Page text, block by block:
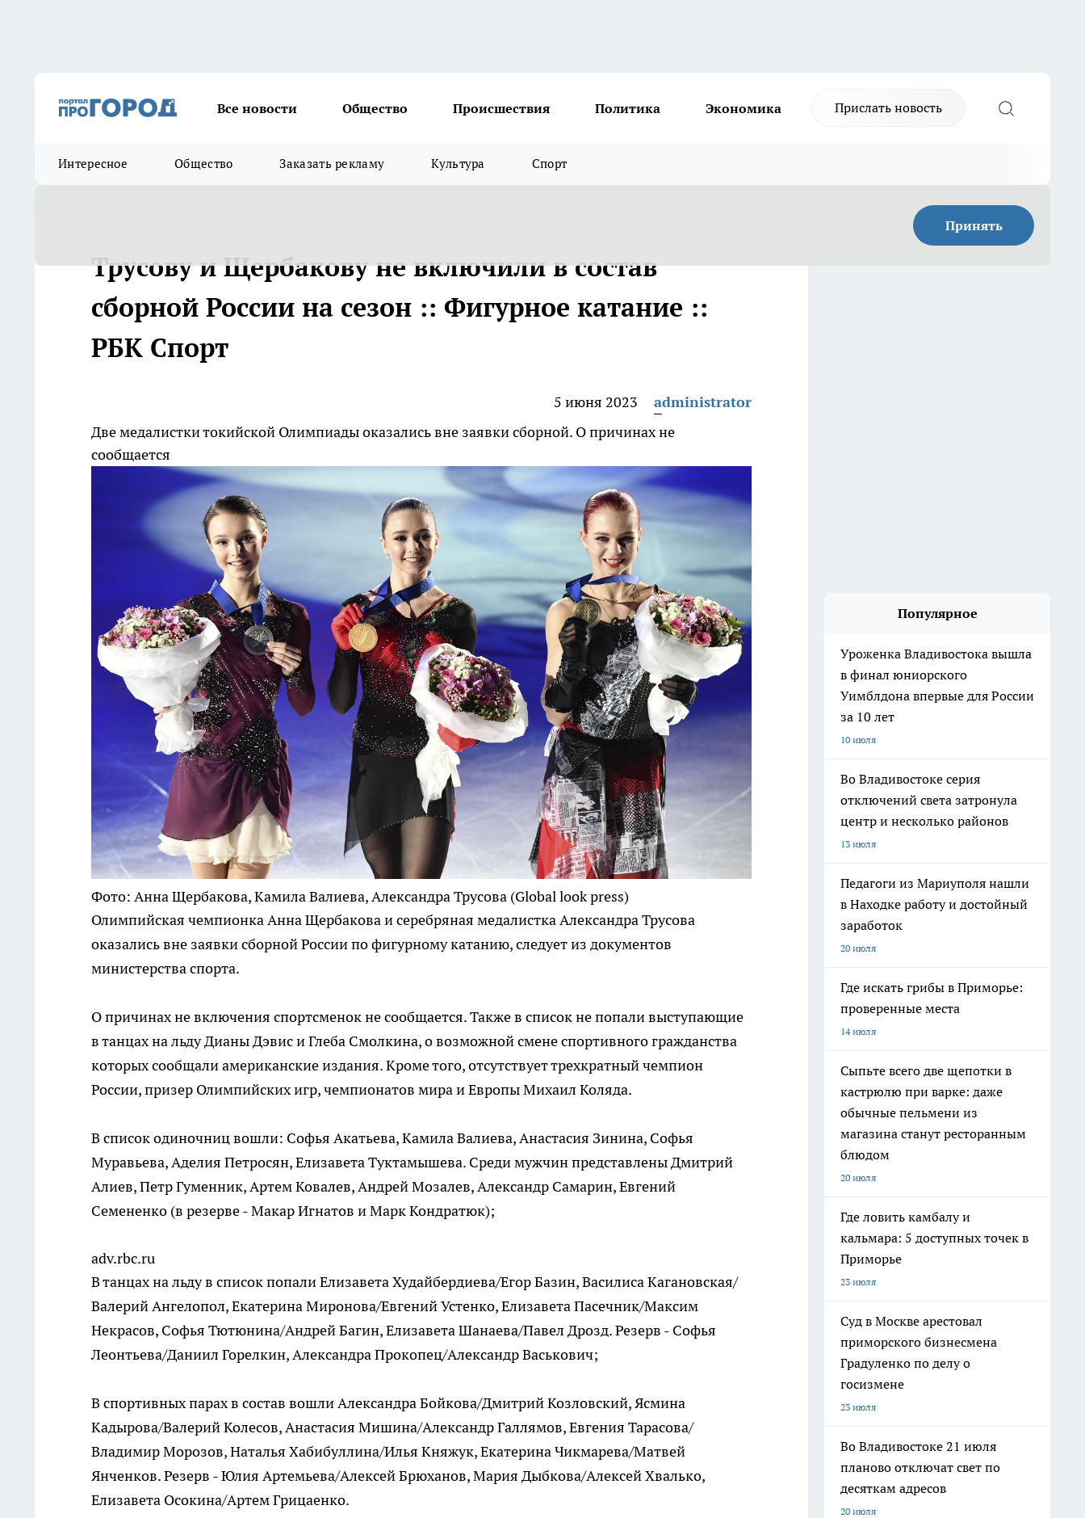
Все новости Общество Происшествия Политика Экономика Прислать новость
Интересное Общество Заказать рекламу Культура Спорт
Принять
Трусову и Щербакову не включили в состав
сборной России на сезон :: Фигурное катание ::
РБК Спорт
5 июня 2023
administrator
Две медалистки токийской Олимпиады оказались вне заявки сборной. О причинах не
сообщается
Фото: Анна Щербакова, Камила Валиева, Александра Трусова (Global look press)
Олимпийская чемпионка Анна Щербакова и серебряная медалистка Александра Трусова
оказались вне заявки сборной России по фигурному катанию, следует из документов
министерства спорта.
О причинах не включения спортсменок не сообщается. Также в список не попали выступающие
в танцах на льду Дианы Дэвис и Глеба Смолкина, о возможной смене спортивного гражданства
которых сообщали американские издания. Кроме того, отсутствует трехкратный чемпион
России, призер Олимпийских игр, чемпионатов мира и Европы Михаил Коляда.
В список одиночниц вошли: Софья Акатьева, Камила Валиева, Анастасия Зинина, Софья
Муравьева, Аделия Петросян, Елизавета Туктамышева. Среди мужчин представлены Дмитрий
Алиев, Петр Гуменник, Артем Ковалев, Андрей Мозалев, Александр Самарин, Евгений
Семененко (в резерве - Макар Игнатов и Марк Кондратюк);
adv.rbc.ru
В танцах на льду в список попали Елизавета Худайбердиева/Егор Базин, Василиса Кагановская/
Валерий Ангелопол, Екатерина Миронова/Евгений Устенко, Елизавета Пасечник/Максим
Некрасов, Софья Тютюнина/Андрей Багин, Елизавета Шанаева/Павел Дрозд. Резерв - Софья
Леонтьева/Даниил Горелкин, Александра Прокопец/Александр Васькович;
В спортивных парах в состав вошли Александра Бойкова/Дмитрий Козловский, Ясмина
Кадырова/Валерий Колесов, Анастасия Мишина/Александр Галлямов, Евгения Тарасова/
Владимир Морозов, Наталья Хабибуллина/Илья Княжук, Екатерина Чикмарева/Матвей
Янченков. Резерв - Юлия Артемьева/Алексей Брюханов, Мария Дыбкова/Алексей Хвалько,
Елизавета Осокина/Артем Грицаенко.
Популярное
Уроженка Владивостока вышла
в финал юниорского
Уимблдона впервые для России
за 10 лет
10 июля
Во Владивостоке серия
отключений света затронула
центр и несколько районов
13 июля
Педагоги из Мариуполя нашли
в Находке работу и достойный
заработок
20 июля
Где искать грибы в Приморье:
проверенные места
14 июля
Сыпьте всего две щепотки в
кастрюлю при варке: даже
обычные пельмени из
магазина станут ресторанным
блюдом
20 июля
Где ловить камбалу и
кальмара: 5 доступных точек в
Приморье
23 июля
Суд в Москве арестовал
приморского бизнесмена
Градуленко по делу о
госизмене
23 июля
Во Владивостоке 21 июля
планово отключат свет по
десяткам адресов
20 июля